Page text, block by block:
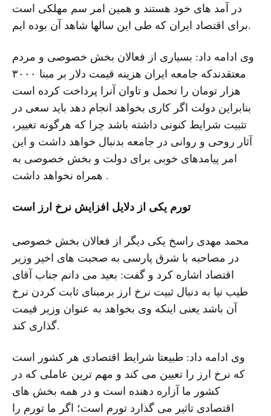
در آمد های خود هستند و همین امر سم مهلکی است
برای اقتصاد ایران که طی این سالها شاهد آن بوده ایم.
وی ادامه داد: بسیاری از فعالان بخش خصوصی و مردم
معتقدندکه جامعه ایران هزینه قیمت دلار بر مبنا ۳۰۰۰
هزار تومان را تحمل و تاوان آنرا پرداخت کرده است
بنابراین دولت اگر کاری بخواهد انجام دهد باید سعی در
تثبیت شرایط کنونی داشته باشد چرا که هرگونه تغییر،
آثار روحی و روانی در جامعه بدنبال خواهد داشت و این
امر پیامدهای خوبی برای دولت و بخش خصوصی به
همراه نخواهد داشت .
تورم یکی از دلایل افزایش نرخ ارز است
محمد مهدی راسخ یکی دیگر از فعالان بخش خصوصی
در مصاحبه با شرق پارسی به صحبت های اخیر وزیر
اقتصاد اشاره کرد و گفت: بعید می دانم جناب آقای
طیب نیا به دنبال ثبیت نرخ ارز برمبنای ثابت کردن نرخ
آن باشد یعنی اینکه وی بخواهد به عنوان وزیر قیمت
گذاری کند.
وی ادامه داد: طبیعتا شرایط اقتصادی هر کشور است
که نرخ ارز را تعیین می کند و مهم ترین عاملی که در
کشور ما آزاره دهنده است و در همه بخش های
اقتصادی تاثیر می گذارد تورم است؛ اگر ما تورم را